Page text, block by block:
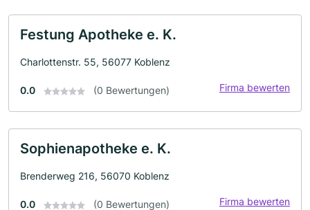
Festung Apotheke e. K.
Charlottenstr. 55, 56077 Koblenz
0.0 (0 Bewertungen) Firma bewerten
Sophienapotheke e. K.
Brenderweg 216, 56070 Koblenz
0.0 (0 Bewertungen) Firma bewerten